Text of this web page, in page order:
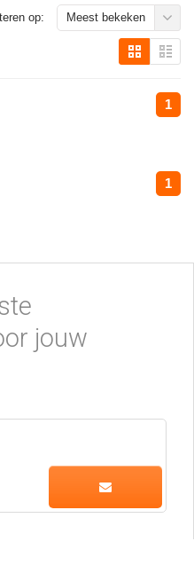
op: Meest bekeken
1
1
jouw